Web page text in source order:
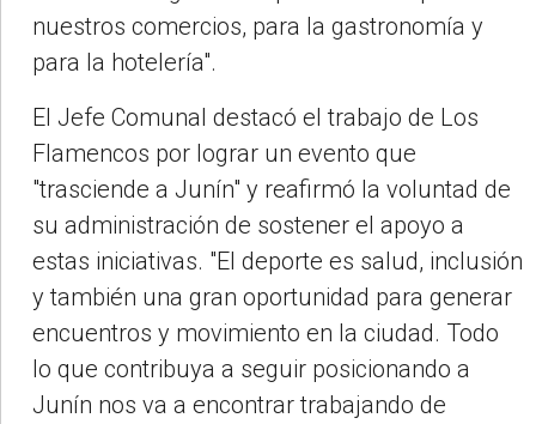
nuestros comercios, para la gastronomía y
para la hotelería".
El Jefe Comunal destacó el trabajo de Los
Flamencos por lograr un evento que
"trasciende a Junín" y reafirmó la voluntad de
su administración de sostener el apoyo a
estas iniciativas. "El deporte es salud, inclusión
y también una gran oportunidad para generar
encuentros y movimiento en la ciudad. Todo
lo que contribuya a seguir posicionando a
Junín nos va a encontrar trabajando de